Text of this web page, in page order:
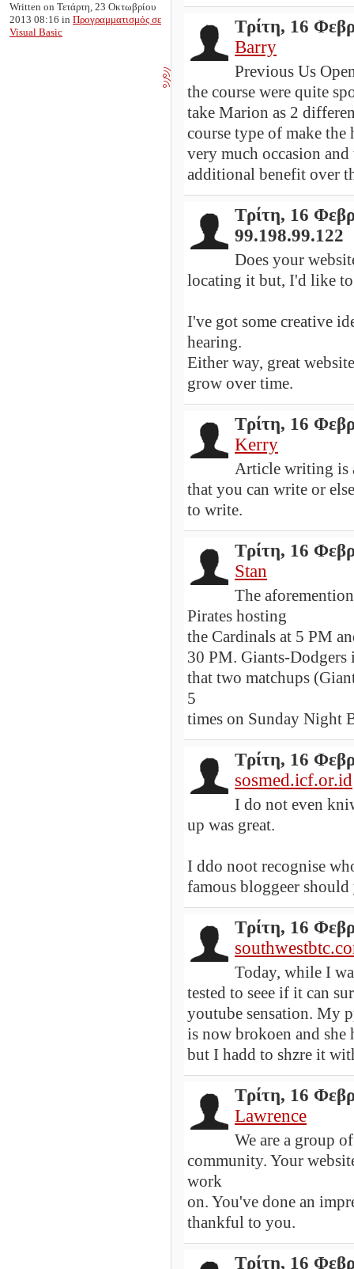
Written on Τετάρτη, 23 Οκτωβρίου
2013 08:16 in Προγραμματισμός σε
Visual Basic
Τρίτη, 16
Barry
Previous Us
the course were quite
take Marion as 2
course type of make the
very much occasion
additional benefit over
Τρίτη, 16
99.198.99.122
Does your
locating it but, I'd like
I've got some creative
hearing.
Either way, great
grow over time.
Τρίτη, 16
Kerry
Article writing is
that you can write or
to write.
Τρίτη, 16
Stan
The
Pirates hosting
the Cardinals at 5 PM
30 PM. Giants-
that two matchups
5
times on Sunday Night
Τρίτη, 16
sosmed.icf.or.id
I do not even
up was great.
I ddo noot recognise
famous bloggeer
Τρίτη, 16
Today, while I
tested to seee if it can
youtube sensation. My
is now brokoen and
but I hadd to shzre it
Τρίτη, 16
Lawrence
We are a group
community. Your
work
on. You've done an
thankful to you.
Τρίτη, 16